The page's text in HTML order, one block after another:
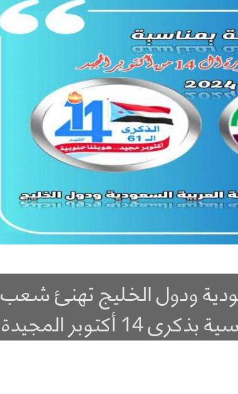
ودول الخليج تهنئ شعب
أكتوبر المجيدة